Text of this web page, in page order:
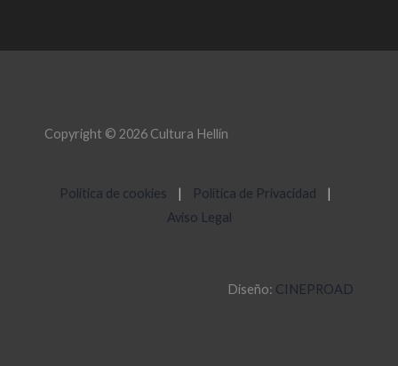
Copyright © 2026 Cultura Hellín
Política de cookies | Política de Privacidad
|
Aviso Legal
Diseño: CINEPROAD